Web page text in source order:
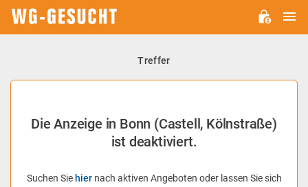
Treffer
Die Anzeige in Bonn (Castell, Kölnstraße)
ist deaktiviert.
Suchen Sie hiernach aktiven Angeboten oder lassen Sie sich